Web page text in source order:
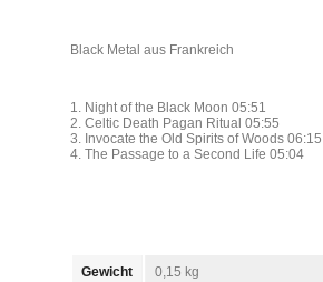
Black Metal aus Frankreich
1. Night of the Black Moon 05:51
2. Celtic Death Pagan Ritual 05:55
3. Invocate the Old Spirits of Woods 06:15
4. The Passage to a Second Life 05:04
Gewicht 0,15 kg